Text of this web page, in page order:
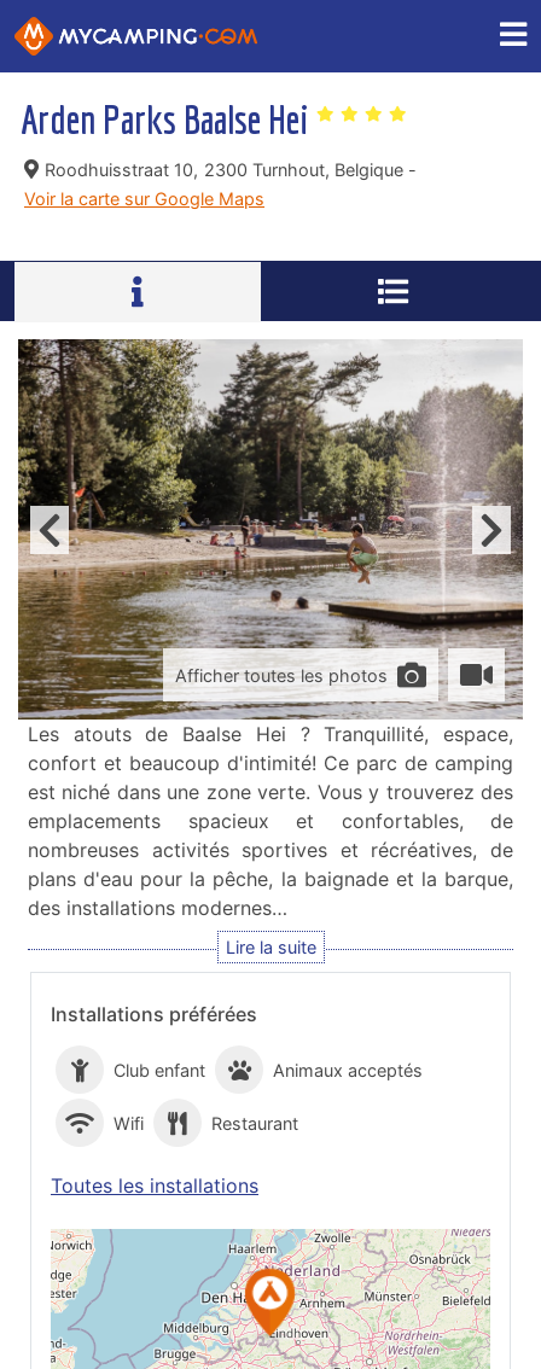
Arden Parks Baalse Hei
Roodhuisstraat 10, 2300 Turnhout, Belgique -
Voir la carte sur Google Maps
Installations préférées
Club enfant Animaux acceptés
Wifi Restaurant
Toutes les installations
Afficher toutes les photos
Les atouts de Baalse Hei ? Tranquillité, espace,
confort et beaucoup d'intimité! Ce parc de camping
est niché dans une zone verte. Vous y trouverez des
emplacements spacieux et confortables, de
nombreuses activités sportives et récréatives, de
plans d'eau pour la pêche, la baignade et la barque,
des installations modernes…